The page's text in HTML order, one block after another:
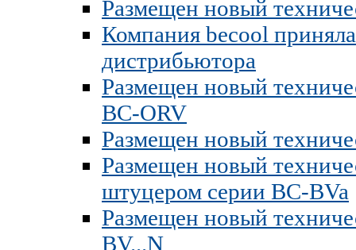
Размещен новый
Компания becool
дистрибьютора
Размещен новый
BC-ORV
Размещен новый
Размещен новый
штуцером серии BC-BVa
Размещен новый
BV...N